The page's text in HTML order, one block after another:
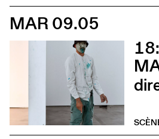
MAR 09.05